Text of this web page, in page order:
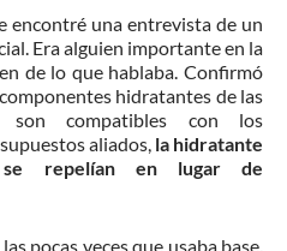
encontré una entrevista de un
Era alguien importante en la
de lo que hablaba. Confirmó
hidratantes de las
compatibles con los
aliados, la hidratante
repelían en lugar de
pocas veces que usaba base,